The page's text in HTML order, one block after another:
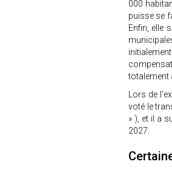
000
puisse se
Enfin, elle
totalement
Lors de
voté le
» ), et il a
2027.